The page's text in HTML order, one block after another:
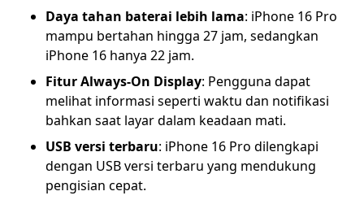
Daya tahan baterai lebih lama: iPhone 16 Pro
mampu bertahan hingga 27 jam, sedangkan
iPhone 16 hanya 22 jam.
Fitur Always-On Display: Pengguna dapat
melihat informasi seperti waktu dan notifikasi
bahkan saat layar dalam keadaan mati.
USB versi terbaru: iPhone 16 Pro dilengkapi
dengan USB versi terbaru yang mendukung
pengisian cepat.